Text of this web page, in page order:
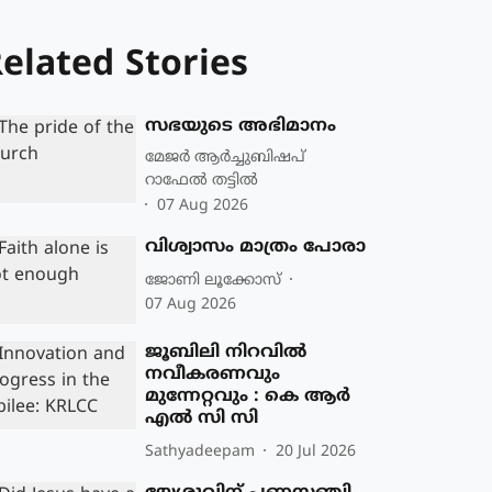
Stories
സഭയുടെ അഭിമാനം
മേജർ ആർച്ചുബിഷപ്
റാഫേൽ തട്ടിൽ
07 Aug 2026
വിശ്വാസം മാത്രം പോരാ
ജോണി ലൂക്കോസ്
07 Aug 2026
ജൂബിലി നിറവില്‍
നവീകരണവും
മുന്നേറ്റവും : കെ ആർ
എൽ സി സി
Sathyadeepam 20 Jul 2026